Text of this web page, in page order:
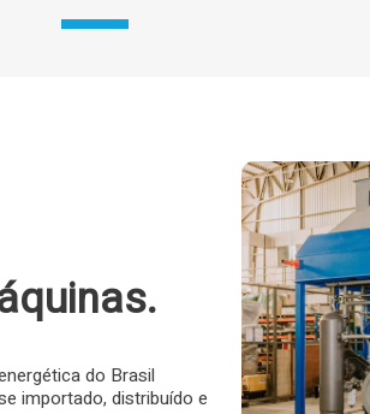
do Brasil
importado, distribuído e